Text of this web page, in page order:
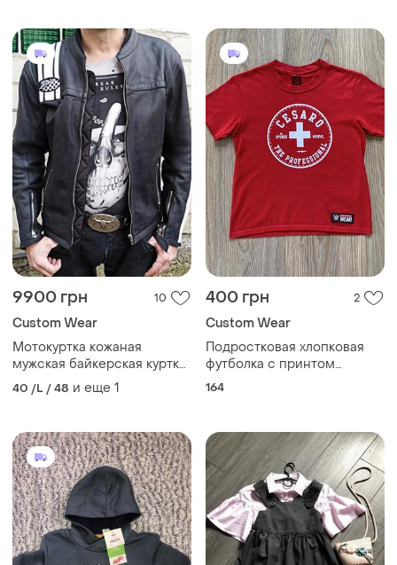
9900 грн 10
Сustom Wear
Мотокуртка кожаная
мужская байкерская куртка
buse bold'or р.l original с
лампасами вышивка
40 /L / 48 и еще 1
400 грн 2
Сustom Wear
Подростковая хлопковая
футболка с принтом
authentic wear wresling
164